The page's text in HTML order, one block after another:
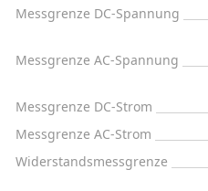
Messgrenze DC-Spannung
Messgrenze AC-Spannung
Messgrenze DC-Strom
Messgrenze AC-Strom
Widerstandsmessgrenze